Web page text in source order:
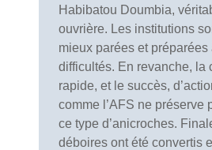
Habibatou Doumbia,
ouvrière. Les institutions
mieux parées et préparées
difficultés. En revanche, la
rapide, et le succès,
comme l’AFS ne préserve
ce type d’anicroches.
déboires ont été convertis